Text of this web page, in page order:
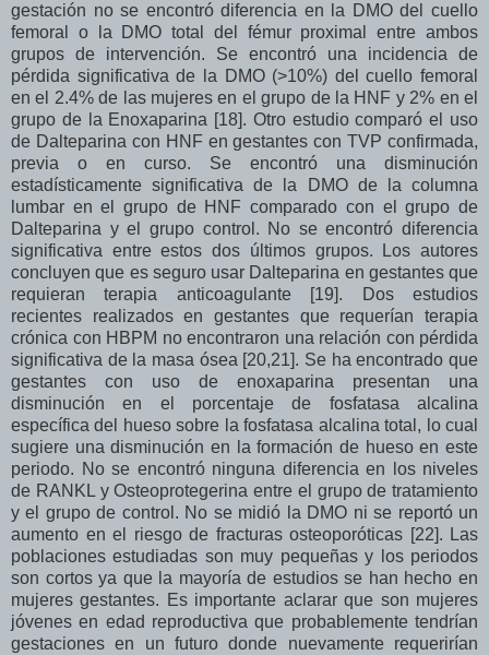
gestación no se encontró diferencia en la DMO del cuello
femoral o la DMO total del fémur proximal entre ambos
grupos de intervención. Se encontró una incidencia de
pérdida significativa de la DMO (>10%) del cuello femoral
en el 2.4% de las mujeres en el grupo de la HNF y 2% en el
grupo de la Enoxaparina [18]. Otro estudio comparó el uso
de Dalteparina con HNF en gestantes con TVP confirmada,
previa o en curso. Se encontró una disminución
estadísticamente significativa de la DMO de la columna
lumbar en el grupo de HNF comparado con el grupo de
Dalteparina y el grupo control. No se encontró diferencia
significativa entre estos dos últimos grupos. Los autores
concluyen que es seguro usar Dalteparina en gestantes que
requieran terapia anticoagulante [19]. Dos estudios
recientes realizados en gestantes que requerían terapia
crónica con HBPM no encontraron una relación con pérdida
significativa de la masa ósea [20,21]. Se ha encontrado que
gestantes con uso de enoxaparina presentan una
disminución en el porcentaje de fosfatasa alcalina
específica del hueso sobre la fosfatasa alcalina total, lo cual
sugiere una disminución en la formación de hueso en este
periodo. No se encontró ninguna diferencia en los niveles
de RANKL y Osteoprotegerina entre el grupo de tratamiento
y el grupo de control. No se midió la DMO ni se reportó un
aumento en el riesgo de fracturas osteoporóticas [22]. Las
poblaciones estudiadas son muy pequeñas y los periodos
son cortos ya que la mayoría de estudios se han hecho en
mujeres gestantes. Es importante aclarar que son mujeres
jóvenes en edad reproductiva que probablemente tendrían
gestaciones en un futuro donde nuevamente requerirían